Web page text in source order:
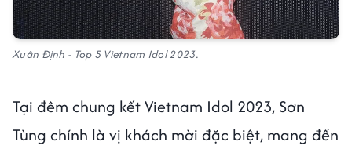
Xuân Định - Top 5 Vietnam Idol 2023.
Tại đêm chung kết Vietnam Idol 2023, Sơn
Tùng chính là vị khách mời đặc biệt, mang đến